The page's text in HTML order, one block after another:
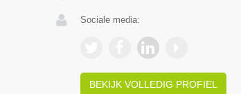
Sociale media:
BEKIJK VOLLEDIG PROFIEL